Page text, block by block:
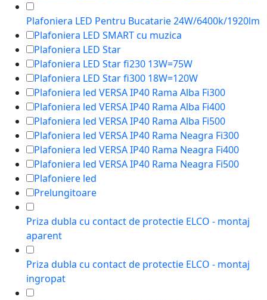
Plafoniera LED Pentru Bucatarie 24W/6400k/1920lm
Plafoniera LED SMART cu muzica
Plafoniera LED Star
Plafoniera LED Star fi230 13W=75W
Plafoniera LED Star fi300 18W=120W
Plafoniera led VERSA IP40 Rama Alba Fi300
Plafoniera led VERSA IP40 Rama Alba Fi400
Plafoniera led VERSA IP40 Rama Alba Fi500
Plafoniera led VERSA IP40 Rama Neagra Fi300
Plafoniera led VERSA IP40 Rama Neagra Fi400
Plafoniera led VERSA IP40 Rama Neagra Fi500
Plafoniere led
Prelungitoare
Priza dubla cu contact de protectie ELCO - montaj
aparent
Priza dubla cu contact de protectie ELCO - montaj
ingropat